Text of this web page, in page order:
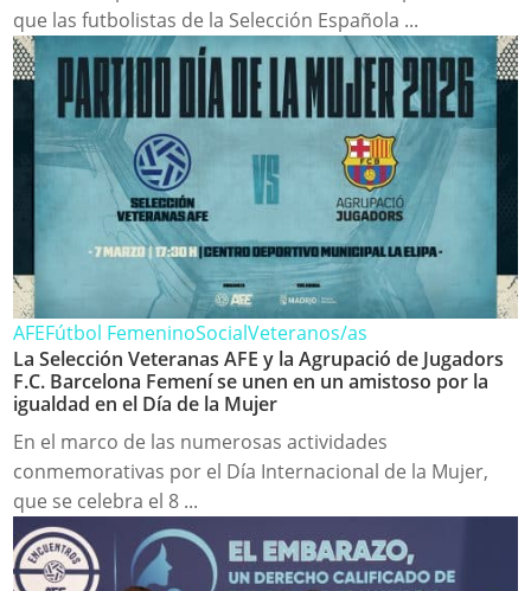
que las futbolistas de la Selección Española ...
AFEFútbol FemeninoSocialVeteranos/as
La Selección Veteranas AFE y la Agrupació de Jugadors
F.C. Barcelona Femení se unen en un amistoso por la
igualdad en el Día de la Mujer
En el marco de las numerosas actividades
conmemorativas por el Día Internacional de la Mujer,
que se celebra el 8 ...